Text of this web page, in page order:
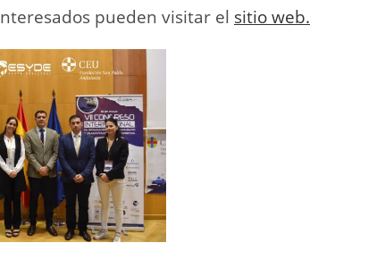
pueden visitar el sitio web.